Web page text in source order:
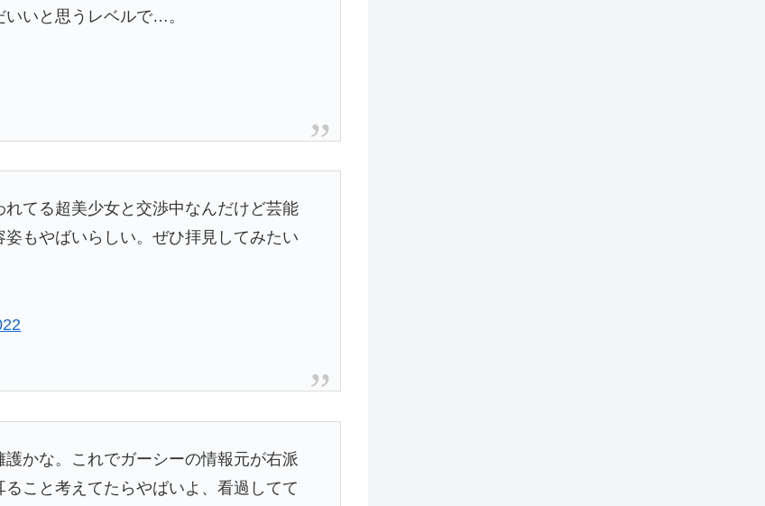
いと思うレベルで…。
てる超美少女と交渉中なんだけど芸能
もやばいらしい。ぜひ拝見してみたい
かな。これでガーシーの情報元が右派
こと考えてたらやばいよ、看過してて